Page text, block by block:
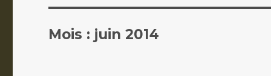
Mois : juin 2014